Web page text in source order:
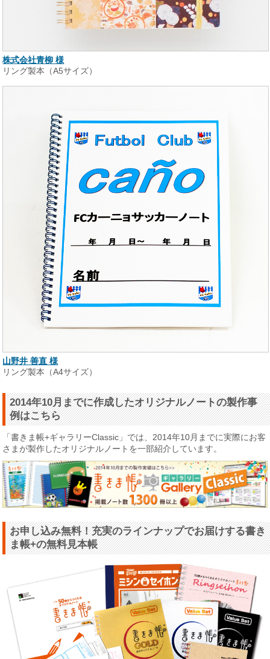
株式会社青柳 様
リング製本（A5サイズ）
山野井 善直 様
リング製本（A4サイズ）
2014年10月までに作成したオリジナルノートの製作事
例はこちら
「書きま帳+ギャラリーClassic」では、2014年10月までに実際にお客
さまが製作したオリジナルノートを一部紹介しています。
お申し込み無料！充実のラインナップでお届けする書き
ま帳+の無料見本帳